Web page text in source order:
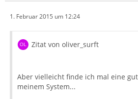
1. Februar 2015 um 12:24
Zitat von oliver_surft
Aber vielleicht finde ich mal eine
meinem System...